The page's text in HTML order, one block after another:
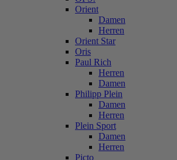
Orient
Damen
Herren
Orient Star
Oris
Paul Rich
Herren
Damen
Philipp Plein
Damen
Herren
Plein Sport
Damen
Herren
Picto